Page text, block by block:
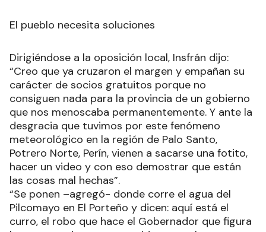
El pueblo necesita soluciones
Dirigiéndose a la oposición local, Insfrán dijo:
“Creo que ya cruzaron el margen y empañan su
carácter de socios gratuitos porque no
consiguen nada para la provincia de un gobierno
que nos menoscaba permanentemente. Y ante la
desgracia que tuvimos por este fenómeno
meteorológico en la región de Palo Santo,
Potrero Norte, Perín, vienen a sacarse una fotito,
hacer un video y con eso demostrar que están
las cosas mal hechas”.
“Se ponen –agregó- donde corre el agua del
Pilcomayo en El Porteño y dicen: aquí está el
curro, el robo que hace el Gobernador que figura